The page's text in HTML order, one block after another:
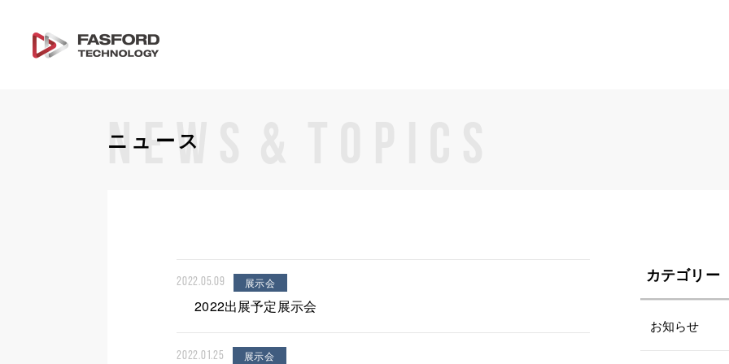
ニュース
NEWS
2022.05.09 展示会
2022出展予定展示会
2022.01.25 展示会
カテゴリー
お知らせ